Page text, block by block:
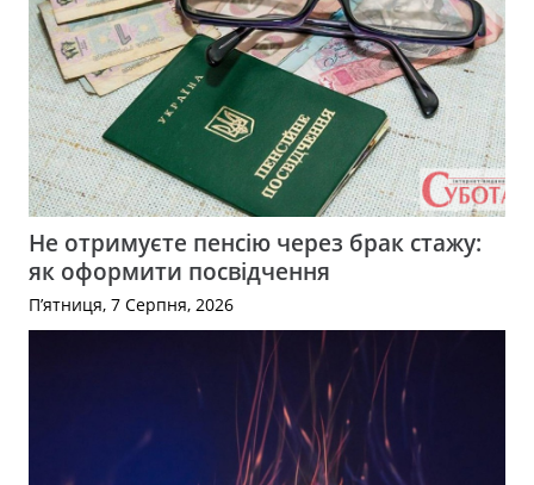
Не отримуєте пенсію через брак стажу:
як оформити посвідчення
П’ятниця, 7 Серпня, 2026